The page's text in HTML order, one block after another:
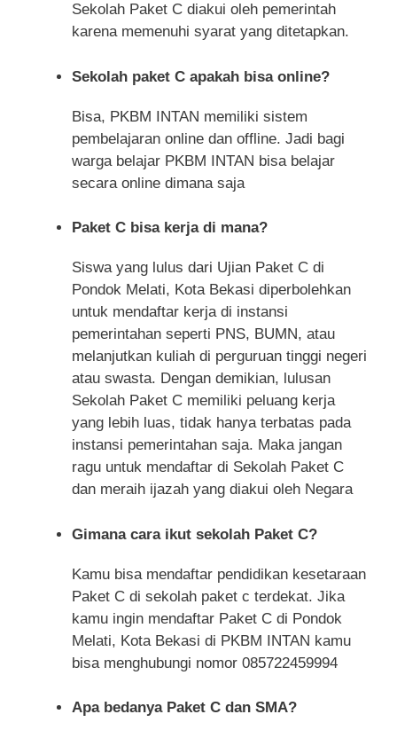
Sekolah Paket C diakui oleh pemerintah
karena memenuhi syarat yang ditetapkan.
Sekolah paket C apakah bisa online?
Bisa, PKBM INTAN memiliki sistem
pembelajaran online dan offline. Jadi bagi
warga belajar PKBM INTAN bisa belajar
secara online dimana saja
Paket C bisa kerja di mana?
Siswa yang lulus dari Ujian Paket C di
Pondok Melati, Kota Bekasi diperbolehkan
untuk mendaftar kerja di instansi
pemerintahan seperti PNS, BUMN, atau
melanjutkan kuliah di perguruan tinggi negeri
atau swasta. Dengan demikian, lulusan
Sekolah Paket C memiliki peluang kerja
yang lebih luas, tidak hanya terbatas pada
instansi pemerintahan saja. Maka jangan
ragu untuk mendaftar di Sekolah Paket C
dan meraih ijazah yang diakui oleh Negara
Gimana cara ikut sekolah Paket C?
Kamu bisa mendaftar pendidikan kesetaraan
Paket C di sekolah paket c terdekat. Jika
kamu ingin mendaftar Paket C di Pondok
Melati, Kota Bekasi di PKBM INTAN kamu
bisa menghubungi nomor 085722459994
Apa bedanya Paket C dan SMA?